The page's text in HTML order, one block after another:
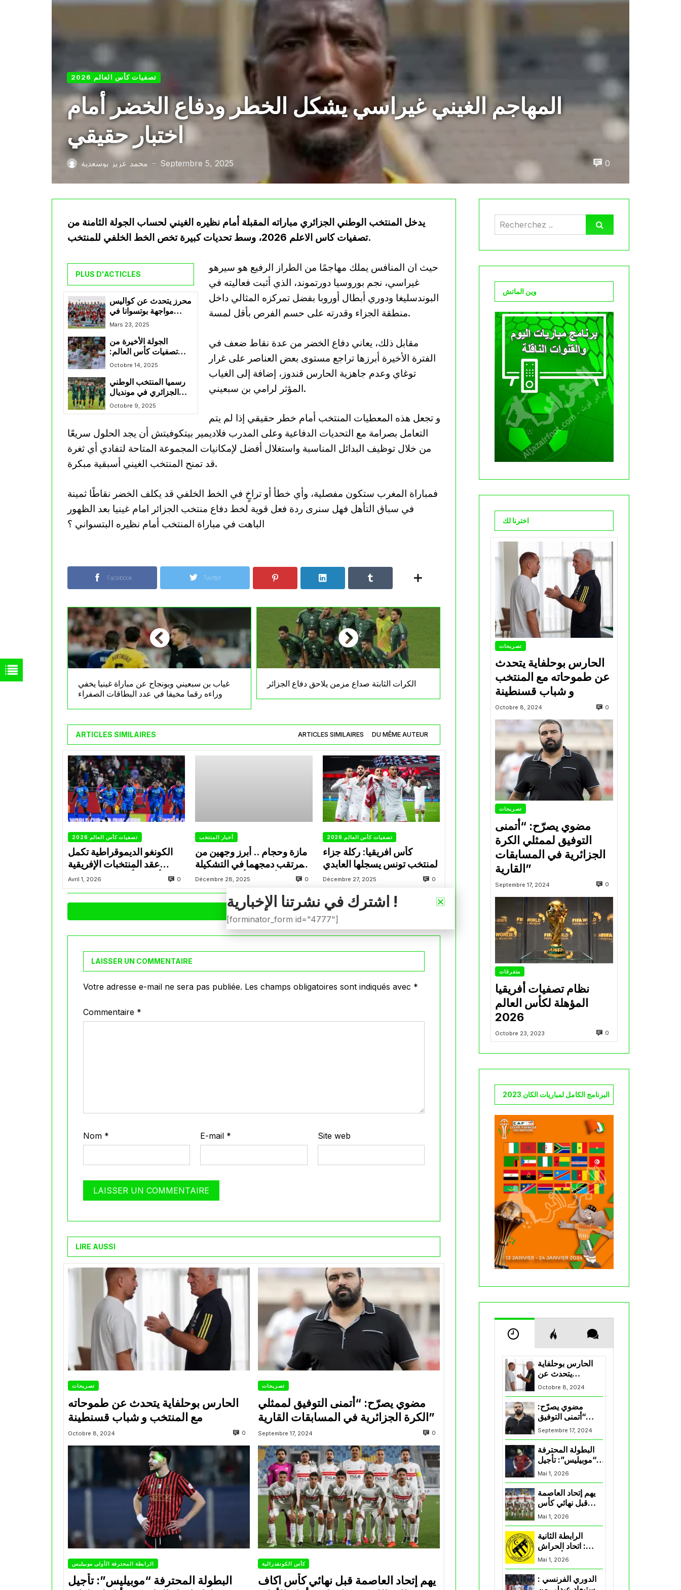
تصفيات كأس العالم 2026
المهاجم الغيني غيراسي يشكل الخطر ودفاع الخضر أمام
اختبار حقيقي
محمد عزيز بوسعدية — Septembre 5, 2025 0
يدخل المنتخب الوطني الجزائري مباراته المقبلة أمام نظيره الغيني لحساب الجولة الثامنة من
تصفيات كاس الاعلم 2026، وسط تحديات كبيرة تخص الخط الخلفي للمنتخب.
PLUS D'ACTICLES
محرز يتحدث عن كواليس
مواجهة بوتسوانا في
تصفيات كأس العالم
Mars 23, 2025
الجولة الأخيرة من
تصفيات كأس العالم:
إنطلاق الشوط الثاني بين
Octobre 14, 2025
رسميا المنتخب الوطني
الجزائري في مونديال
Octobre 9, 2025
حيث ان المنافس يملك مهاجمًا من الطراز الرفيع هو سيرهو
غيراسي، نجم بوروسيا دورتموند، الذي أثبت فعاليته في
البوندسليغا ودوري أبطال أوروبا بفضل تمركزه المثالي داخل
منطقة الجزاء وقدرته على حسم الفرص بأقل لمسة.
مقابل ذلك، يعاني دفاع الخضر من عدة نقاط ضعف في
الفترة الأخيرة أبرزها تراجع مستوى بعض العناصر على غرار
توغاي وعدم جاهزية الحارس قندوز، إضافة إلى الغياب
المؤثر لرامي بن سبعيني.
و تجعل هذه المعطيات المنتخب أمام خطر حقيقي إذا لم يتم
التعامل بصرامة مع التحديات الدفاعية وعلى المدرب فلاديمير بيتكوفيتش أن يجد الحلول سريعًا
من خلال توظيف البدائل المناسبة واستغلال أفضل لإمكانيات المجموعة المتاحة لتفادي أي ثغرة
قد تمنح المنتخب الغيني أسبقية مبكرة.
فمباراة المغرب ستكون مفصلية، وأي خطأ أو تراخٍ في الخط الخلفي قد يكلف الخضر نقاطًا ثمينة
في سباق التأهل فهل سنرى ردة فعل قوية لخط دفاع منتخب الجزائر امام غينيا بعد الظهور
الباهت في مباراة المنتخب أمام نظيره البتسواني ؟
Facebook Twitter
غياب بن سبعيني وبونجاح عن مباراة غينيا يخفي
وراءه رقما مخيفا في عدد البطاقات الصفراء
الكرات الثابتة صداع مزمن يلاحق دفاع الجزائر
ARTICLES SIMILAIRES ARTICLES SIMILAIRES DU MÊME AUTEUR
تصفيات كأس العالم 2026
الكونغو الديموقراطية تكمل
عقد المنتخبات الإفريقية
المتأهلة لكأس العالم 2026Avril 1, 2026 0
أخبار المنتخب
مازة وحجام .. أبرز وجهين من
المرتقب دمجهما في التشكيلة
Décembre 28, 2025 0
تصفيات كأس العالم 2026
كأس افريقيا: ركلة جزاء
لمنتخب تونس يسجلها العابدي
Décembre 27, 2025 0
VOIR PLUS
LAISSER UN COMMENTAIRE
Votre adresse e-mail ne sera pas publiée. Les champs obligatoires sont indiqués avec *
Commentaire *
Nom * E-mail * Site web
LIRE AUSSI
تصريحات
الحارس بوحلفاية يتحدث عن طموحاته
مع المنتخب و شباب قسنطينة
Octobre 8, 2024 0
تصريحات
مضوي يصرّح: “أتمنى التوفيق لممثلي
الكرة الجزائرية في المسابقات القارية”
Septembre 17, 2024 0
الرابطة المحترفة الأولى موبيليس
البطولة المحترفة “موبيليس”: تأجيل
كأس الكونفدرالية
يهم إتحاد العاصمة قبل نهائي كأس اكاف
وين الماتش
اخترنا لك
تصريحات
الحارس بوحلفاية يتحدث
عن طموحاته مع المنتخب
و شباب قسنطينة
Octobre 8, 2024 0
تصريحات
مضوي يصرّح: “أتمنى
التوفيق لممثلي الكرة
الجزائرية في المسابقات
القارية”
Septembre 17, 2024 0
متفرقات
نظام تصفيات أفريقيا
المؤهلة لكأس العالم
2026
Octobre 23, 2023 0
البرنامج الكامل لمباريات الكان 2023
الحارس بوحلفاية
يتحدث عن
طموحاته مع
المنتخب و شباب
قسنطينة
Octobre 8, 2024
مضوي يصرّح:
“أتمنى التوفيق
لممثلي الكرة
الجزائرية في
Septembre 17, 2024
البطولة المحترفة
“موبيليس”: تأجيل
مباراة إتحاد
العاصمة وأتلتيك
بارادو
Mai 1, 2026
يهم إتحاد العاصمة
قبل نهائي كأس
اكاف : الزمالك
يسقط بثلاثية أمام
Mai 1, 2026
الرابطة الثانية
: اتحاد الحراش
يحسم التأهل إلى
“البلاي أوف”
Mai 1, 2026
الدوري الفرنسي :
اشترك في نشرتنا الإخبارية !
[forminator_form id="4777"]